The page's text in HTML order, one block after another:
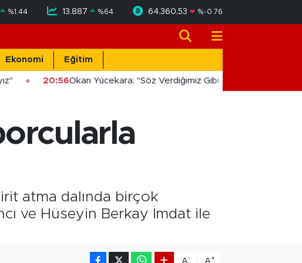
%1.44 13.887 %64 64.360,53 %-0.76
Ekonomi Eğitim
20:56Okan Yücekara: "Söz Verdiğimiz Gibi Masada Değil,
atma dalında birçok
ve Hüseyin Berkay İmdat ile
A- A+